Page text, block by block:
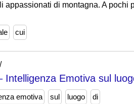
appassionati di montagna. A
cui
Intelligenza Emotiva sul
emotiva sul luogo di